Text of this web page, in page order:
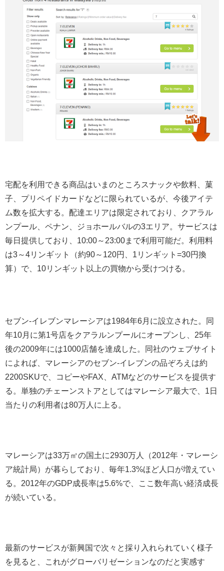
宅配を利用できる商品はいまのところスナックや飲料、菓
子、プリペイドカードなどに限られているが、今後アイテ
ム数を拡大する。配達エリアは限定されており、クアラル
ンプール、ペナン、ジョホールバルの3エリア。サービスは
毎日提供しており、10:00～23:00まで利用可能だ。利用料
は3～4リンギット（約90～120円、1リンギット=30円換
算）で、10リンギット以上の買物から受けつける。
セブン-イレブンマレーシアは1984年6月に設立された。同
年10月に第1号店をクアラルンプールにオープンし、25年
後の2009年には1000店舗を達成した。同社のウェブサイト
によれば、マレーシアのセブン-イレブンの品ぞろえは約
2200SKUで、コピーやFAX、ATMなどのサービスを提供す
る。単独のチェーンストアとしてはマレーシア最大で、1日
当たりの利用者は80万人に上る。
マレーシアは33万㎡の国土に2930万人（2012年・マレーシ
ア統計局）が暮らしており、毎年1.3%ほど人口が増えてい
る。2012年のGDP成長率は5.6%で、ここ数年高い経済成長
が続いている。
最新のサービスが新興国で次々と採り入れられていく様子
を見ると、これがグローバリゼーションなのだと実感す